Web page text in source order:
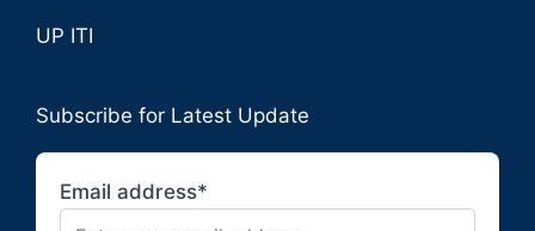
UP ITI
Subscribe for Latest Update
Email address*